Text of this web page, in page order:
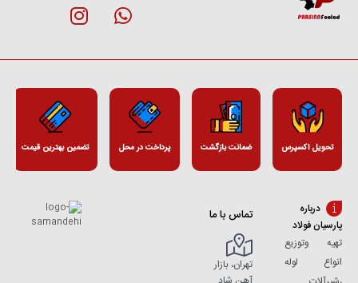
تحویل اکسپرس ضمانت بازگشت پرداخت در محل تضمین بهترین قیمت
درباره
پارسیان فولاد
تهیه وتوزیع
انواع لوله
تماس با ما
تهران، بازار